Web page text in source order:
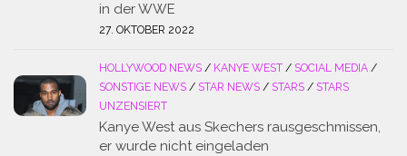
in der WWE
27. OKTOBER 2022
HOLLYWOOD NEWS / KANYE WEST / SOCIAL MEDIA /
SONSTIGE NEWS / STAR NEWS / STARS / STARS
UNZENSIERT
Kanye West aus Skechers rausgeschmissen,
er wurde nicht eingeladen